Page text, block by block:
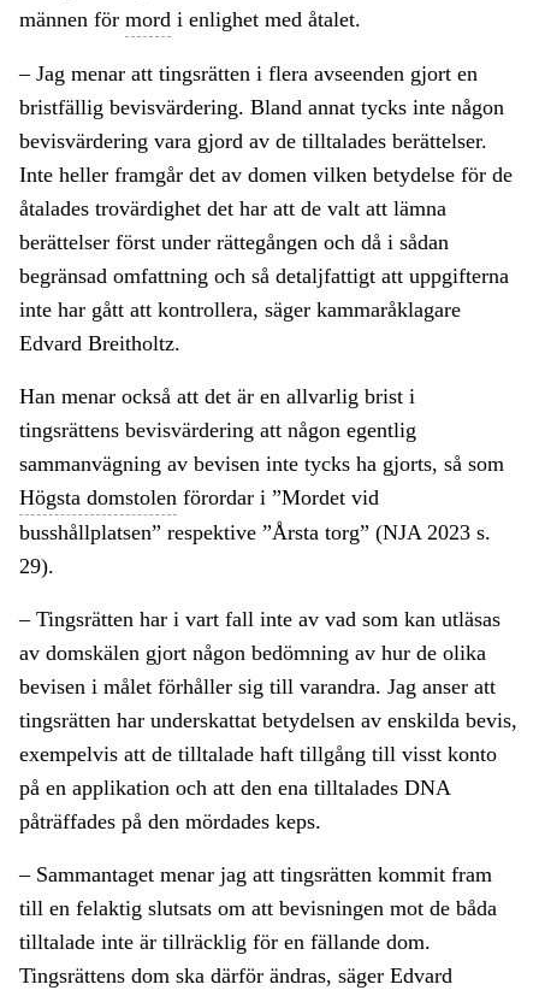
männen för mord i enlighet med åtalet.
– Jag menar att tingsrätten i flera avseenden gjort en
bristfällig bevisvärdering. Bland annat tycks inte någon
bevisvärdering vara gjord av de tilltalades berättelser.
Inte heller framgår det av domen vilken betydelse för de
åtalades trovärdighet det har att de valt att lämna
berättelser först under rättegången och då i sådan
begränsad omfattning och så detaljfattigt att uppgifterna
inte har gått att kontrollera, säger kammaråklagare
Edvard Breitholtz.
Han menar också att det är en allvarlig brist i
tingsrättens bevisvärdering att någon egentlig
sammanvägning av bevisen inte tycks ha gjorts, så som
Högsta domstolen förordar i ”Mordet vid
busshållplatsen” respektive ”Årsta torg” (NJA 2023 s.
29).
– Tingsrätten har i vart fall inte av vad som kan utläsas
av domskälen gjort någon bedömning av hur de olika
bevisen i målet förhåller sig till varandra. Jag anser att
tingsrätten har underskattat betydelsen av enskilda bevis,
exempelvis att de tilltalade haft tillgång till visst konto
på en applikation och att den ena tilltalades DNA
påträffades på den mördades keps.
– Sammantaget menar jag att tingsrätten kommit fram
till en felaktig slutsats om att bevisningen mot de båda
tilltalade inte är tillräcklig för en fällande dom.
Tingsrättens dom ska därför ändras, säger Edvard